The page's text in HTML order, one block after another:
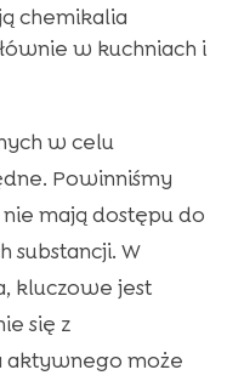
chemikalia
w kuchniach i
w celu
Powinniśmy
mają dostępu do
substancji. W
kluczowe jest
się z
aktywnego może